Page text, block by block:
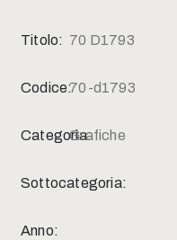
Titolo: 70 D1793
Codice:70-d1793
Categoria:Grafiche
Sottocategoria:
Anno: